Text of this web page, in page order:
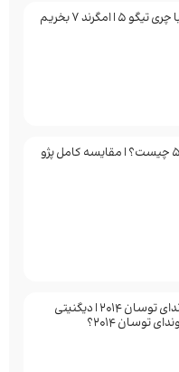
مقایسه جیلی امگرند 7 با چری تیگو 5 | امگرند 7 بخریم
تفاوت ۲۰۶ تیپ ۲ و تیپ ۵ چیست؟ | مقایسه کامل پژو
مقایسه دیگنیتی با هیوندای توسان 2014 | دیگنیتی
توسان 2014؟